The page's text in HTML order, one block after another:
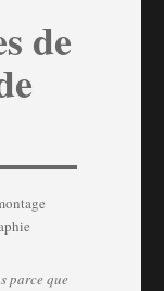
de
parce que